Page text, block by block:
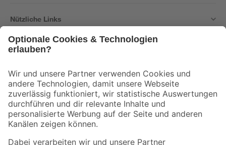
Nützliche Links
Der toom Newsletter: Keine Angebote und Aktionen mehr verpassen!
Zur Newsletter Anmeldung
Folge uns